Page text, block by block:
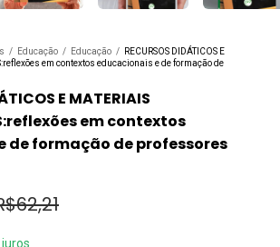
/ Educação / Educação /
RECURSOS DIDÁTICOS E
em contextos educacionais e de formação de
E MATERIAIS
em contextos
de formação de professores